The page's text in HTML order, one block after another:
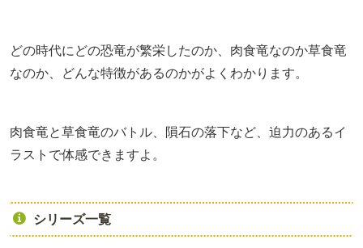
どの時代にどの恐竜が繁栄したのか、肉食竜なのか草食竜
なのか、どんな特徴があるのかがよくわかります。
肉食竜と草食竜のバトル、隕石の落下など、迫力のあるイ
ラストで体感できますよ。
シリーズ一覧